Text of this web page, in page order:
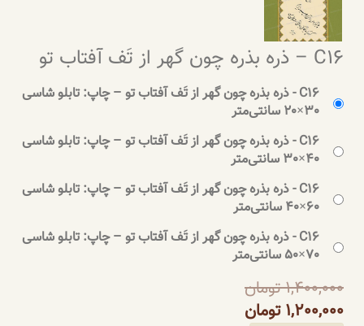
C16 – ذره بذره چون گهر از تَف آفتاب تو
C16 - ذره بذره چون گهر از تَف آفتاب تو – چاپ: تابلو شاسی
30×20 سانتی‌متر
C16 - ذره بذره چون گهر از تَف آفتاب تو – چاپ: تابلو شاسی
40×30 سانتی‌متر
C16 - ذره بذره چون گهر از تَف آفتاب تو – چاپ: تابلو شاسی
60×40 سانتی‌متر
C16 - ذره بذره چون گهر از تَف آفتاب تو – چاپ: تابلو شاسی
70×50 سانتی‌متر
1,400,000تومان
1,200,000تومان